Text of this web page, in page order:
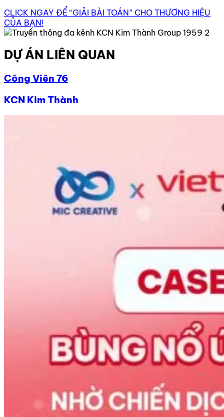
CLICK NGAY ĐỂ “GIẢI BÀI TOÁN” CHO THƯƠNG HIỆU
CỦA BẠN!
DỰ ÁN LIÊN QUAN
Công Viên 76
KCN Kim Thành